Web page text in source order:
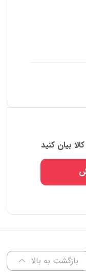
بیان کنید
بازگشت به بالا